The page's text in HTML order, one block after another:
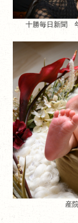
十勝毎日新聞
産